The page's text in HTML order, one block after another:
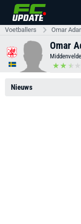
Voetballers Omar
Omar
Nieuws